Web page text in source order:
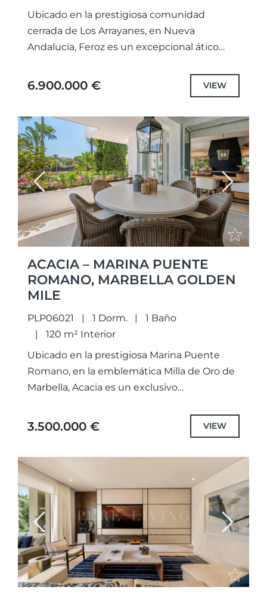
Ubicado en la prestigiosa comunidad
cerrada de Los Arrayanes, en Nueva
Andalucía, Feroz es un excepcional ático
residencial en Marbella. Con
6.900.000 € VIEW
Previous Next
ACACIA – MARINA PUENTE
ROMANO, MARBELLA GOLDEN
MILE
PLP06021 1 Dorm.
1 Baño
120 m² Interior
Ubicado en la prestigiosa Marina Puente
Romano, en la emblemática Milla de Oro de
Marbella, Acacia es un exclusivo
representa el equilibrio perfecto entre
3.500.000 € VIEW
Previous Next